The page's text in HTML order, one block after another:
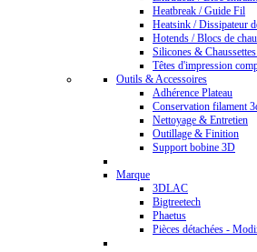
Heatbreak / Guide Fil
Heatsink / Dissipateur
Hotends / Blocs de
Silicones &
Têtes d'impression
Outils & Accessoires
Adhérence Plateau
Conservation filament
Nettoyage & Entretien
Outillage & Finition
Support bobine 3D
Marque
3DLAC
Bigtreetech
Phaetus
Pièces détachées -